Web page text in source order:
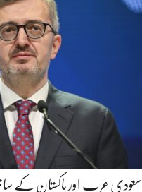
سعودی عرب اور پاکستان کے